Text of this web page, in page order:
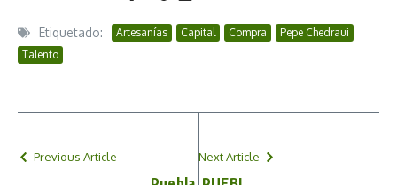
Etiquetado: Artesanías Capital Compra
Pepe Chedraui
Talento
Previous Article Next Article